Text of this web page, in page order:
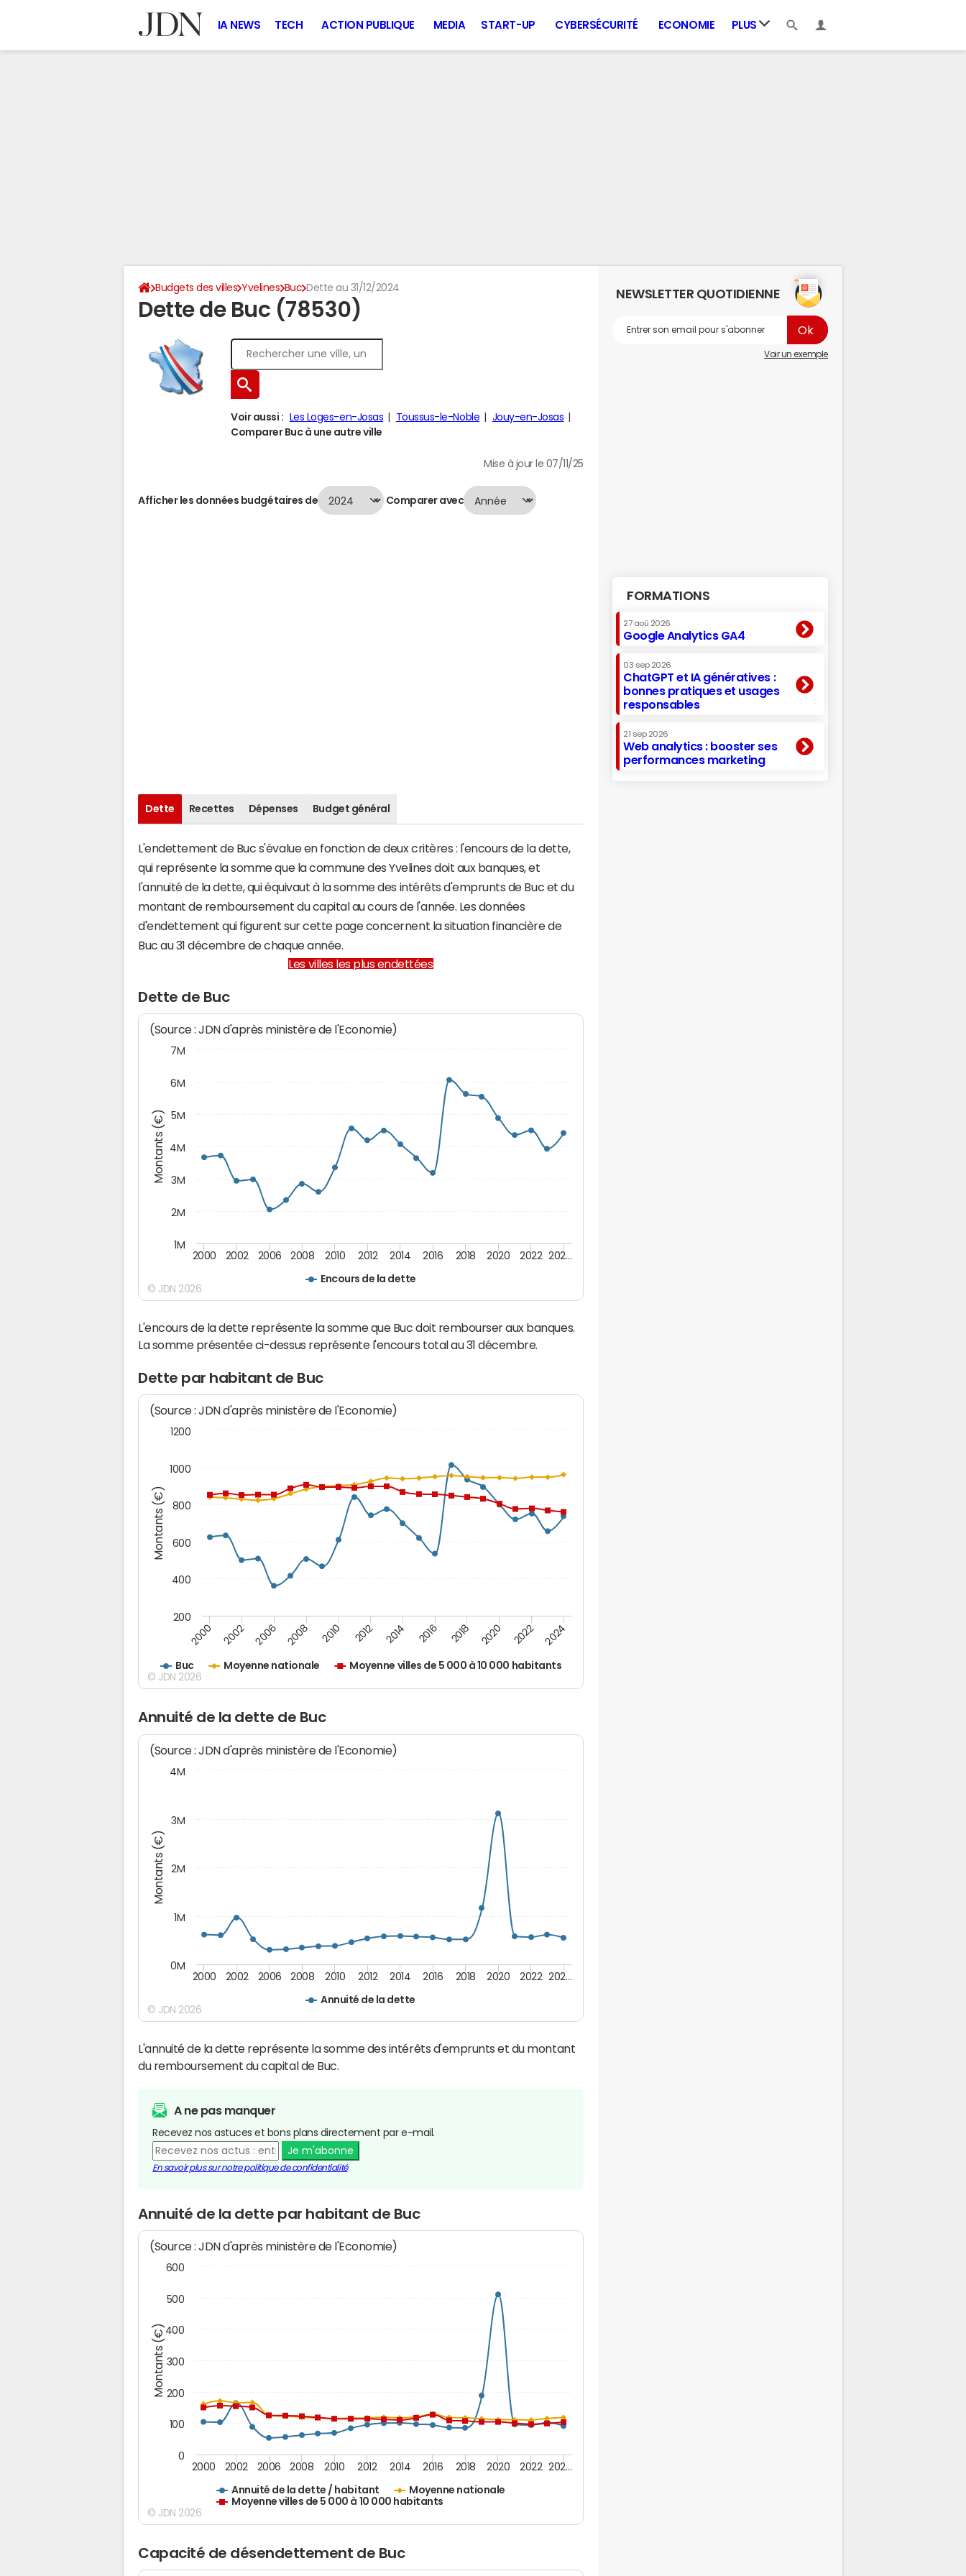
IA NEWS TECH ACTION PUBLIQUE MEDIA START-UP CYBERSÉCURITÉ ECONOMIE PLUS
Budgets des villes Yvelines Buc Dette au 31/12/2024
Dette de Buc (78530)
Voir aussi : Les Loges-en-Josas Toussus-le-Noble
Jouy-en-Josas
Comparer Buc à une autre ville
Mise à jour le 07/11/25
Afficher les données budgétaires de Comparer avec
Dette Recettes Dépenses Budget général
L'endettement de Buc s'évalue en fonction de deux critères : l'encours de la dette,
qui représente la somme que la commune des Yvelines doit aux banques, et
l'annuité de la dette, qui équivaut à la somme des intérêts d'emprunts de Buc et du
montant de remboursement du capital au cours de l'année. Les données
d'endettement qui figurent sur cette page concernent la situation financière de
Buc au 31 décembre de chaque année.
Les villes les plus endettées
Dette de Buc
Montants (€)
(Source : JDN d'après ministère de l'Economie)
Encours de la dette
2000 2002 2006 2008 2010 2012 2014 2016 2018 2020 2022 202…
1M
2M
3M
4M
5M
6M
7M
© JDN 2026
L'encours de la dette représente la somme que Buc doit rembourser aux banques.
La somme présentée ci-dessus représente l'encours total au 31 décembre.
Dette par habitant de Buc
Montants (€)
(Source : JDN d'après ministère de l'Economie)
Buc Moyenne nationale Moyenne villes de 5 000 à 10 000 habitants
2000 2002 2006 2008 2010 2012 2014 2016 2018 2020 2022 2024
200
400
600
800
1000
1200
© JDN 2026
Annuité de la dette de Buc
Montants (€)
(Source : JDN d'après ministère de l'Economie)
Annuité de la dette
2000 2002 2006 2008 2010 2012 2014 2016 2018 2020 2022 202…
0M
1M
2M
3M
4M
© JDN 2026
L'annuité de la dette représente la somme des intérêts d'emprunts et du montant
du remboursement du capital de Buc.
A ne pas manquer
Recevez nos astuces et bons plans directement par e-mail.
Je m'abonne
En savoir plus sur notre politique de confidentialité
Annuité de la dette par habitant de Buc
Montants (€)
(Source : JDN d'après ministère de l'Economie)
Annuité de la dette / habitant
Moyenne nationale
Moyenne villes de 5 000 à 10 000 habitants
2000 2002 2006 2008 2010 2012 2014 2016 2018 2020 2022 202…
0
100
200
300
400
500
600
© JDN 2026
Capacité de désendettement de Buc
NEWSLETTER QUOTIDIENNE
Voir un exemple
FORMATIONS
27 aoû 2026
Google Analytics GA4
03 sep 2026
ChatGPT et IA génératives :
bonnes pratiques et usages
responsables
21 sep 2026
Web analytics : booster ses
performances marketing